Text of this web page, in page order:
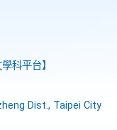
科平台】
Dist., Taipei City